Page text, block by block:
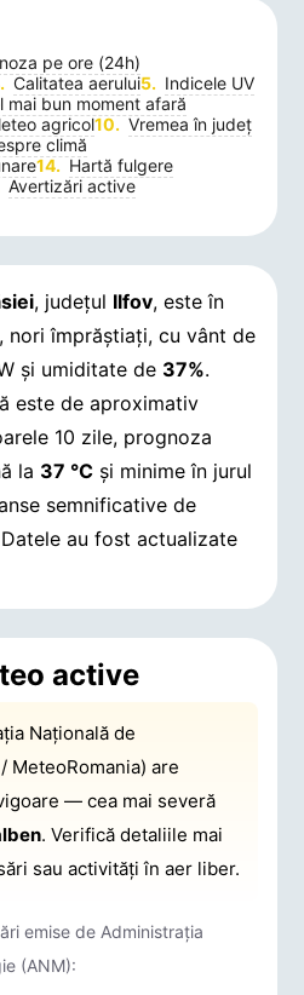
pe ore (24h)
Calitatea aerului
Indicele UV
mai bun moment afară
agricol
Vremea în județ
climă
Hartă fulgere
Avertizări active
, județul Ilfov, este în
, nori împrăștiați, cu vânt de
și umiditate de 37%.
este de aproximativ
10 zile, prognoza
la 37 °C și minime în jurul
semnificative de
Datele au fost actualizate
active
Națională de
MeteoRomania) are
— cea mai severă
. Verifică detaliile mai
sau activități în aer liber.
emise de Administrația
(ANM):